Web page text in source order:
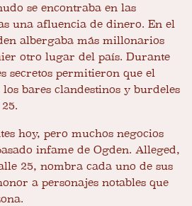
se encontraba en las
una afluencia de dinero. En el
albergaba más millonarios
otro lugar del país. Durante
secretos permitieron que el
bares clandestinos y burdeles
hoy, pero muchos negocios
infame de Ogden. Alleged,
25, nombra cada uno de sus
a personajes notables que